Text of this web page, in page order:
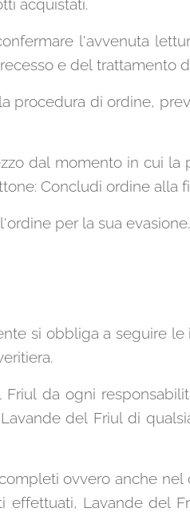
acquistati.
l'avvenuta
e del trattamento
procedura di ordine,
dal momento in cui la
Concludi ordine alla
per la sua evasione.
si obbliga a seguire le
da ogni
del Friul di
ovvero anche nel
Lavande del